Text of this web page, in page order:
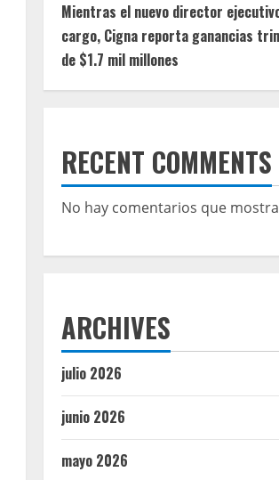
Mientras el nuevo director
cargo, Cigna reporta ganancias
de $1.7 mil millones
RECENT COMMENTS
No hay comentarios que
ARCHIVES
julio 2026
junio 2026
mayo 2026